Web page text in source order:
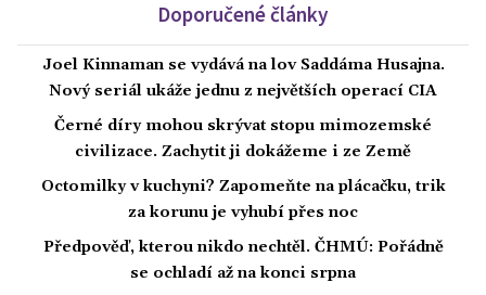
Doporučené články
Joel Kinnaman se vydává na lov Saddáma Husajna.
Nový seriál ukáže jednu z největších operací CIA
Černé díry mohou skrývat stopu mimozemské
civilizace. Zachytit ji dokážeme i ze Země
Octomilky v kuchyni? Zapomeňte na plácačku, trik
za korunu je vyhubí přes noc
Předpověď, kterou nikdo nechtěl. ČHMÚ: Pořádně
se ochladí až na konci srpna